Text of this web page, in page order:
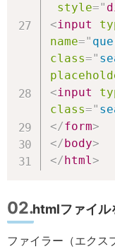
style="
<input
name="
class="
<input
class="
</form>
</ body>
</ html>
htmlファイル
ファイラー（エク